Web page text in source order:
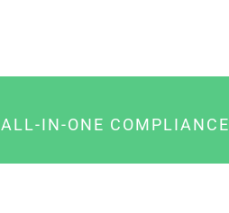
ALL-IN-ONE COMPLIANCE